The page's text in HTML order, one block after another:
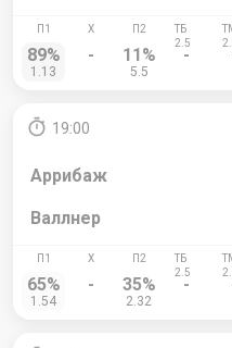
89%
1.13
- 11%
5.5
-
19:00
Аррибаж
Валлнер
65%
1.54
- 35%
2.32
-